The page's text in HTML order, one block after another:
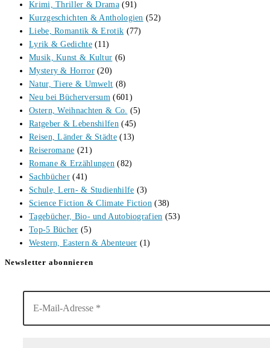
Krimi, Thriller & Drama (91)
Kurzgeschichten & Anthologien (52)
Liebe, Romantik & Erotik (77)
Lyrik & Gedichte (11)
Musik, Kunst & Kultur (6)
Mystery & Horror (20)
Natur, Tiere & Umwelt (8)
Neu bei Bücherversum (601)
Ostern, Weihnachten & Co. (5)
Ratgeber & Lebenshilfen (45)
Reisen, Länder & Städte (13)
Reiseromane (21)
Romane & Erzählungen (82)
Sachbücher (41)
Schule, Lern- & Studienhilfe (3)
Science Fiction & Climate Fiction (38)
Tagebücher, Bio- und Autobiografien (53)
Top-5 Bücher (5)
Western, Eastern & Abenteuer (1)
Newsletter abonnieren